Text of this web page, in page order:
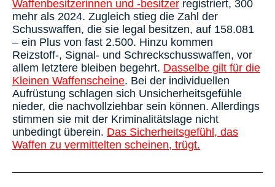
Waffenbesitzerinnen und -besitzer registriert, 300
mehr als 2024. Zugleich stieg die Zahl der
Schusswaffen, die sie legal besitzen, auf 158.081
– ein Plus von fast 2.500. Hinzu kommen
Reizstoff-, Signal- und Schreckschusswaffen, vor
allem letztere bleiben begehrt. Dasselbe gilt für die
Kleinen Waffenscheine. Bei der individuellen
Aufrüstung schlagen sich Unsicherheitsgefühle
nieder, die nachvollziehbar sein können. Allerdings
stimmen sie mit der Kriminalitätslage nicht
unbedingt überein. Das Sicherheitsgefühl, das
Waffen zu vermittelten scheinen, trügt.